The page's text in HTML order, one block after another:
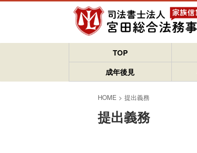
TOP
成年後見
HOME > 提出義務
提出義務